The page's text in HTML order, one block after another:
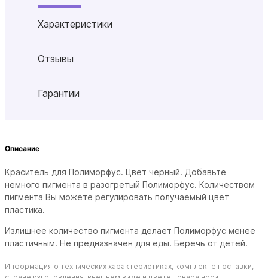
Характеристики
Отзывы
Гарантии
Описание
Краситель для Полиморфус. Цвет черный. Добавьте
немного пигмента в разогретый Полиморфус. Количеством
пигмента Вы можете регулировать получаемый цвет
пластика.
Излишнее количество пигмента делает Полиморфус менее
пластичным. Не предназначен для еды. Беречь от детей.
Информация о технических характеристиках, комплекте поставки,